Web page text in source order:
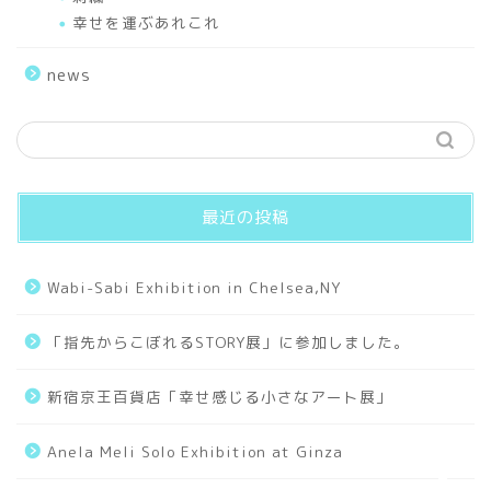
幸せを運ぶあれこれ
news
最近の投稿
Wabi-Sabi Exhibition in Chelsea,NY
「指先からこぼれるSTORY展」に参加しました。
新宿京王百貨店「幸せ感じる小さなアート展」
Anela Meli Solo Exhibition at Ginza
Old Days
Collages